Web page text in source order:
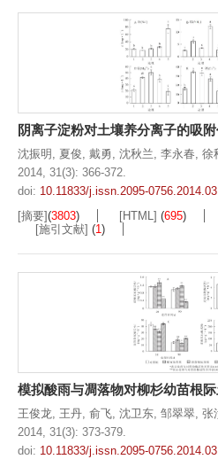
阴离子淀粉对土壤养分离子的吸附
沈振明 夏俊 戴勇 沈秋兰 李永春 徐
2014, 31(3): 366-372.
doi: 10.11833/j.issn.2095-
[摘要](3803) [HTML] (695)
[施引文献] (1 )
模拟酸雨与凋落物对柳杉幼苗根
王俊龙 王丹 俞飞 沈卫东 邹翠翠 张
2014, 31(3): 373-379.
doi: 10.11833/j.issn.2095-